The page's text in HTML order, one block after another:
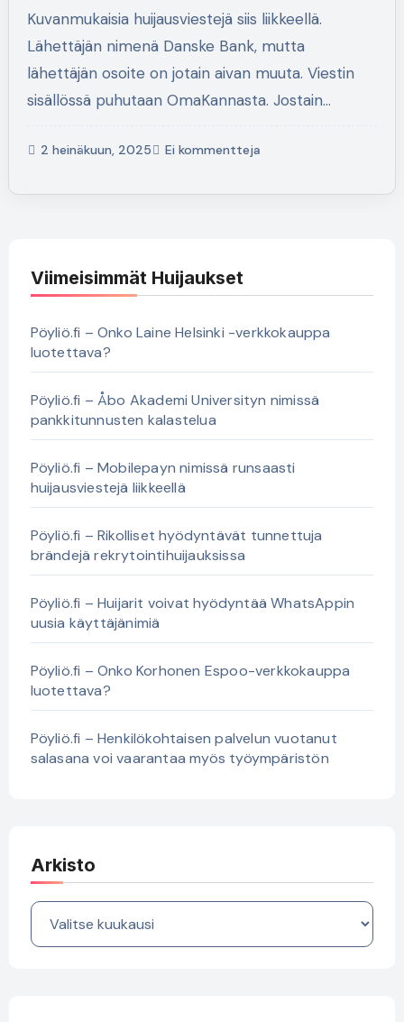
Kuvanmukaisia huijausviestejä siis liikkeellä.
Lähettäjän nimenä Danske Bank, mutta
lähettäjän osoite on jotain aivan muuta. Viestin
sisällössä puhutaan OmaKannasta. Jostain…
2 heinäkuun, 2025 Ei kommentteja
Viimeisimmät Huijaukset
Pöyliö.fi – Onko Laine Helsinki -verkkokauppa
luotettava?
Pöyliö.fi – Åbo Akademi Universityn nimissä
pankkitunnusten kalastelua
Pöyliö.fi – Mobilepayn nimissä runsaasti
huijausviestejä liikkeellä
Pöyliö.fi – Rikolliset hyödyntävät tunnettuja
brändejä rekrytointihuijauksissa
Pöyliö.fi – Huijarit voivat hyödyntää WhatsAppin
uusia käyttäjänimiä
Pöyliö.fi – Onko Korhonen Espoo-verkkokauppa
luotettava?
Pöyliö.fi – Henkilökohtaisen palvelun vuotanut
salasana voi vaarantaa myös työympäristön
Arkisto
Arkisto